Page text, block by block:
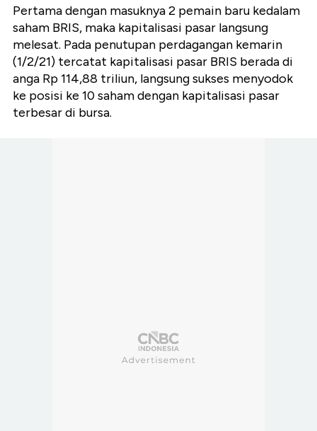
Pertama dengan masuknya 2 pemain baru kedalam
saham BRIS, maka kapitalisasi pasar langsung
melesat. Pada penutupan perdagangan kemarin
(1/2/21) tercatat kapitalisasi pasar BRIS berada di
anga Rp 114,88 triliun, langsung sukses menyodok
ke posisi ke 10 saham dengan kapitalisasi pasar
terbesar di bursa.